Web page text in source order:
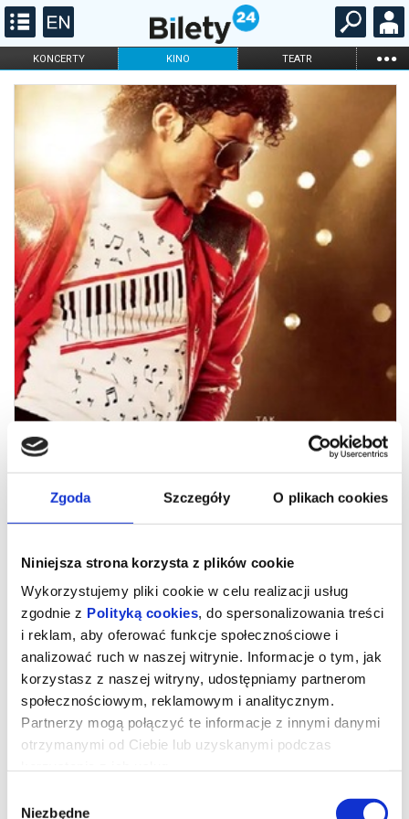
Zgoda Szczegóły O plikach cookies
Niniejsza strona korzysta z plików cookie
Wykorzystujemy pliki cookie w celu realizacji usług
zgodnie z Polityką cookies, do spersonalizowania treści
i reklam, aby oferować funkcje społecznościowe i
analizować ruch w naszej witrynie. Informacje o tym, jak
korzystasz z naszej witryny, udostępniamy partnerom
społecznościowym, reklamowym i analitycznym.
Partnerzy mogą połączyć te informacje z innymi danymi
otrzymanymi od Ciebie lub uzyskanymi podczas
Niezbędne
KONCERTY KINO TEATR ...
FILHARMONIA OPERA I BALET
STAND-UP
ONLINE KARNETY
MICHAEL 2D NAPISY
UWAGA!W zwiąku z rozbudową Kina "Łydynia" tymczasowa sala
kinowa znajduje się w szkole TWP ul. Kraszewskiego 8A
Młody Michael Jackson (Juliano Krue Valdi) jako ósme z
kariery muzycznej pod okiem surowego ojca (Colman Domingo). Z
rodzinnym zespołem Jackson Five odnosi pierwsze sukcesy, a już